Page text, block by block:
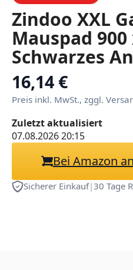
Zindoo XXL
Mauspad 900
Schwarzes
Mousepad mit
Rutschfester
– Große
für Präzises
Arbeiten
16,14 €
Preis inkl. MwSt., zggl.
Zuletzt aktualisiert
07.08.2026 20:15
Bei Amazon
Sicherer Einkauf|30 Tage